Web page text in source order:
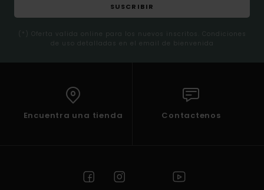
SUSCRIBIR
(*) Oferta valida online para los nuevos inscritos. Condiciones
de uso detalladas en el email de bienvenida
Encuentra una tienda Contactenos